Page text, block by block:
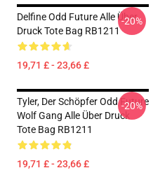
Delfine Odd Future Alle Über
Druck Tote Bag RB1211
19,71 £ - 23,66 £
-20%
Tyler, Der Schöpfer Odd Future
Wolf Gang Alle Über Druck
Tote Bag RB1211
19,71 £ - 23,66 £
-20%